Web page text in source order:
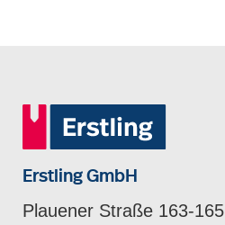
Erstling GmbH
Plauener Straße 163-165